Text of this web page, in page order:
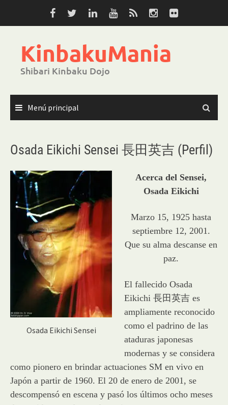
KinbakuMania
Shibari Kinbaku Dojo
Menú principal
Osada Eikichi Sensei 長田英吉 (Perfil)
Osada Eikichi Sensei
Acerca del Sensei,
Osada Eikichi
Marzo 15, 1925 hasta
septiembre 12, 2001.
Que su alma descanse en
paz.
El fallecido Osada
Eikichi 長田英吉 es
ampliamente reconocido
como el padrino de las
ataduras japonesas
modernas y se considera
como pionero en brindar actuaciones SM en vivo en
Japón a partir de 1960. El 20 de enero de 2001, se
descompensó en escena y pasó los últimos ocho meses